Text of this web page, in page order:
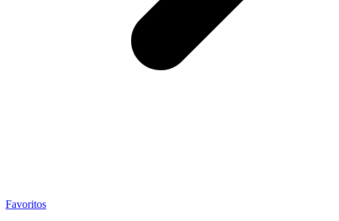
Favoritos